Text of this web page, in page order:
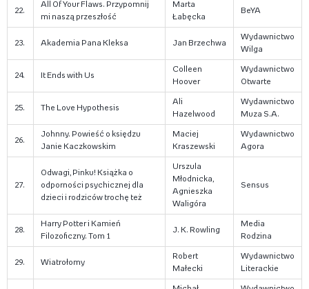
22.
All Of Your Flaws. Przypomnij
mi naszą przeszłość
Marta
Łabęcka
BeYA
23. Akademia Pana Kleksa Jan Brzechwa
Wydawnictwo
Wilga
24. It Ends with Us
Colleen
Hoover
Wydawnictwo
Otwarte
25. The Love Hypothesis
Ali
Hazelwood
Wydawnictwo
Muza S.A.
26.
Johnny. Powieść o księdzu
Janie Kaczkowskim
Maciej
Kraszewski
Wydawnictwo
Agora
27.
Odwagi, Pinku! Książka o
odporności psychicznej dla
dzieci i rodziców trochę też
Urszula
Młodnicka,
Agnieszka
Waligóra
Sensus
28.
Harry Potter i Kamień
Filozoficzny. Tom 1
J. K. Rowling
Media
Rodzina
29. Wiatrołomy
Robert
Małecki
Wydawnictwo
Literackie